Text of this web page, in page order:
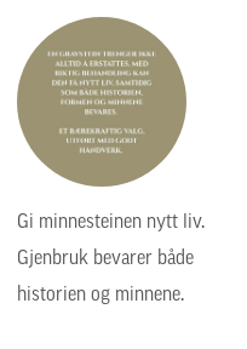
Gi minnesteinen nytt liv.
Gjenbruk bevarer både
historien og minnene.